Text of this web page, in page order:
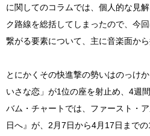
に関してのコラムでは、個人的な見
ク路線を総括してしまったので、今
繋がる要素について、主に音楽面から
とにかくその快進撃の勢いはのっけ
いさな恋」が1位の座を射止め、4週
バム・チャートでは、ファースト・
日へ』が、2月7日から4月17日まで